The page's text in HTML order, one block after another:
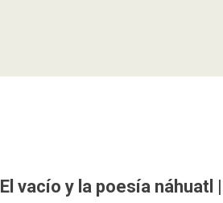
El vacío y la poesía